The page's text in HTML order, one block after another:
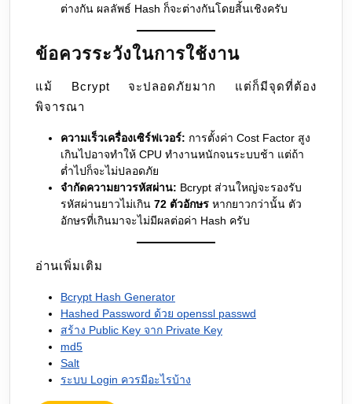
ต่างกัน ผลลัพธ์ Hash ก็จะต่างกันโดยสิ้นเชิงครับ
ข้อควรระวังในการใช้งาน
แม้ Bcrypt จะปลอดภัยมาก แต่ก็มีจุดที่ต้อง
พิจารณา
ความเร็วเครื่องเซิร์ฟเวอร์: การตั้งค่า Cost Factor สูง
เกินไปอาจทำให้ CPU ทำงานหนักจนระบบช้า แต่ถ้า
ต่ำไปก็จะไม่ปลอดภัย
จำกัดความยาวรหัสผ่าน: Bcrypt ส่วนใหญ่จะรองรับ
รหัสผ่านยาวไม่เกิน 72 ตัวอักษร หากยาวกว่านั้น ตัว
อักษรที่เกินมาจะไม่มีผลต่อค่า Hash ครับ
อ่านเพิ่มเติม
Bcrypt Hash Generator
Hashed Password ด้วย openssl passwd
สร้าง Public Key จาก Private Key
md5
Salt
ระบบ Login ควรมีอะไรบ้าง